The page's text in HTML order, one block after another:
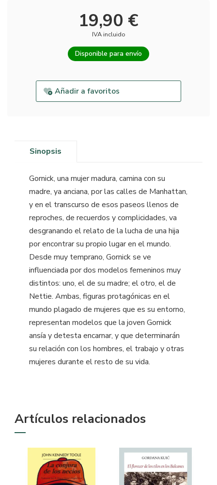
19,90 €
IVA incluido
Disponible para envío
Añadir a favoritos
Sinopsis
Gornick, una mujer madura, camina con su
madre, ya anciana, por las calles de Manhattan,
y en el transcurso de esos paseos llenos de
reproches, de recuerdos y complicidades, va
desgranando el relato de la lucha de una hija
por encontrar su propio lugar en el mundo.
Desde muy temprano, Gornick se ve
influenciada por dos modelos femeninos muy
distintos: uno, el de su madre; el otro, el de
Nettie. Ambas, figuras protagónicas en el
mundo plagado de mujeres que es su entorno,
representan modelos que la joven Gornick
ansía y detesta encarnar, y que determinarán
su relación con los hombres, el trabajo y otras
mujeres durante el resto de su vida.
Artículos relacionados